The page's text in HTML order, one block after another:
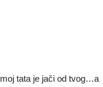
tata je jači od tvog…a